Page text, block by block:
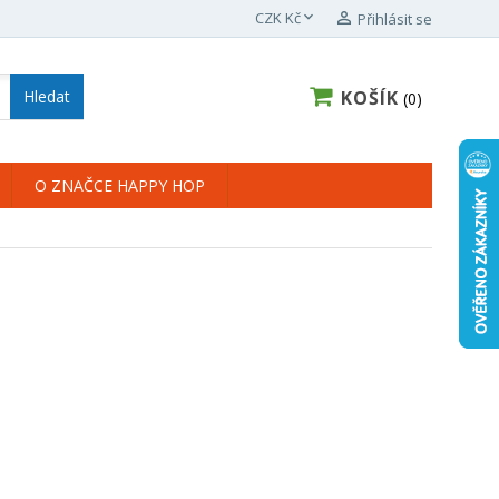
CZK Kč  Přihlásit se
Hledat KOŠÍK 0
O ZNAČCE HAPPY HOP